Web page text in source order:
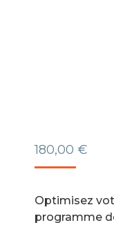
180,00 €
Optimisez
programme